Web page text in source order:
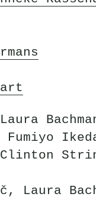
Laura